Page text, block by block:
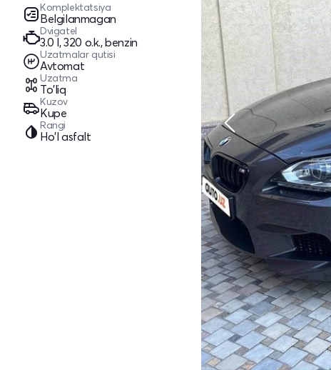
Komplektatsiya
Belgilanmagan
Dvigatel
3.0 l, 320 o.k., benzin
Uzatmalar qutisi
Avtomat
Uzatma
To'liq
Kuzov
Kupe
Rangi
Ho'l asfalt